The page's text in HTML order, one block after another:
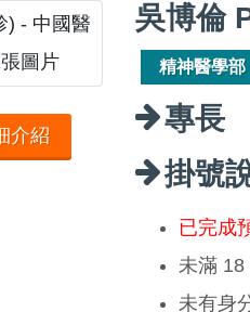
介紹
吳博倫
精神醫學部
專長
掛號
已完成
未滿 18
未有身